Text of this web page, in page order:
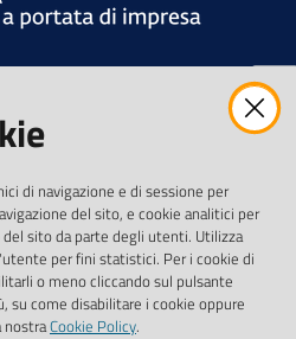
di navigazione e di sessione per
del sito, e cookie analitici per
sito da parte degli utenti. Utilizza
per fini statistici. Per i cookie di
o meno cliccando sul pulsante
su come disabilitare i cookie oppure
nostraCookie Policy.